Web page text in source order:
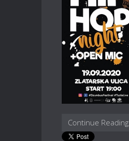
Continue Reading